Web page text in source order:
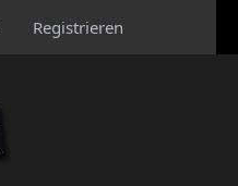
Registrieren